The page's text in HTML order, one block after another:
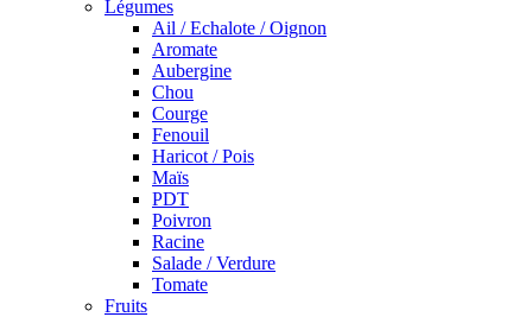
Légumes
Ail / Echalote / Oignon
Aromate
Aubergine
Chou
Courge
Fenouil
Haricot / Pois
Maïs
PDT
Poivron
Racine
Salade / Verdure
Tomate
Fruits